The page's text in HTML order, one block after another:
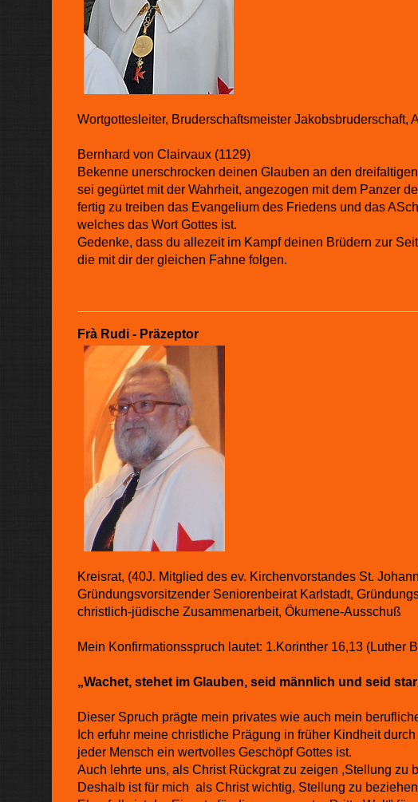
Wortgottesleiter, Bruderschaftsmeister
Bernhard von Clairvaux (1129)
Bekenne unerschrocken deinen Glauben an den
sei gegürtet mit der Wahrheit, angezogen mit dem Panzer
fertig zu treiben das Evangelium des Friedens und das
welches das Wort Gottes ist.
Gedenke, dass du allezeit im Kampf deinen Brüdern zur
die mit dir der gleichen Fahne folgen.
Frà Rudi - Präzeptor
Kreisrat, (40J. Mitglied des ev. Kirchenvorstandes St.
Gründungsvorsitzender Seniorenbeirat Karlstadt,
christlich-jüdische Zusammenarbeit, Ökumene-Ausschuß
Mein Konfirmationsspruch lautet: 1.Korinther 16,13 (Luther
„Wachet, stehet im Glauben, seid männlich und seid
Dieser Spruch prägte mein privates wie auch mein
Ich erfuhr meine christliche Prägung in früher Kindheit
jeder Mensch ein wertvolles Geschöpf Gottes ist.
Auch lehrte uns, als Christ Rückgrat zu zeigen ,Stellung zu
Deshalb ist für mich als Christ wichtig, Stellung zu